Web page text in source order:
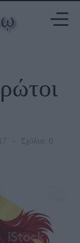
Σχόλια: 0